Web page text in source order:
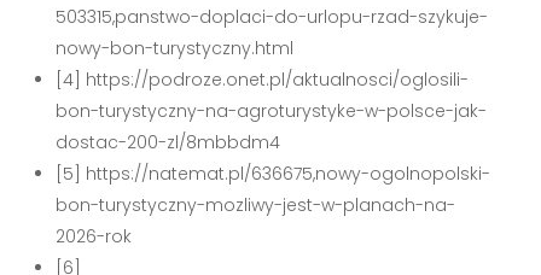
503315,panstwo-doplaci-do-urlopu-rzad-szykuje-
nowy-bon-turystyczny.html
[4] https://podroze.onet.pl/aktualnosci/oglosili-
bon-turystyczny-na-agroturystyke-w-polsce-jak-
dostac-200-zl/8mbbdm4
[5] https://natemat.pl/636675,nowy-ogolnopolski-
bon-turystyczny-mozliwy-jest-w-planach-na-
2026-rok
[6]